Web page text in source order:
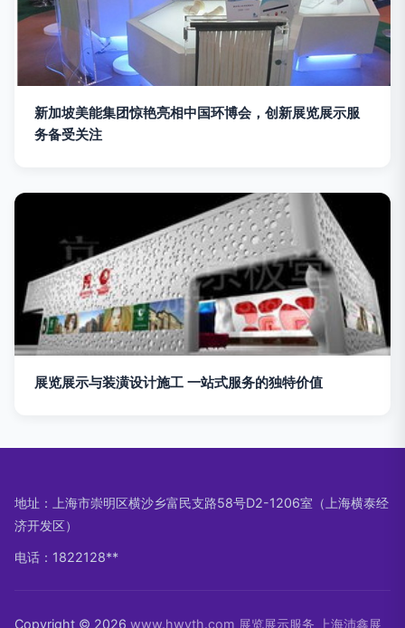
新加坡美能集团惊艳亮相中国环博会，创新展览展示服
务备受关注
展览展示与装潢设计施工 一站式服务的独特价值
地址：上海市崇明区横沙乡富民支路58号D2-1206室（上海横泰经
济开发区）
电话：1822128**
Copyright © 2026 www.hwyth.com 展览展示服务 上海沛鑫展